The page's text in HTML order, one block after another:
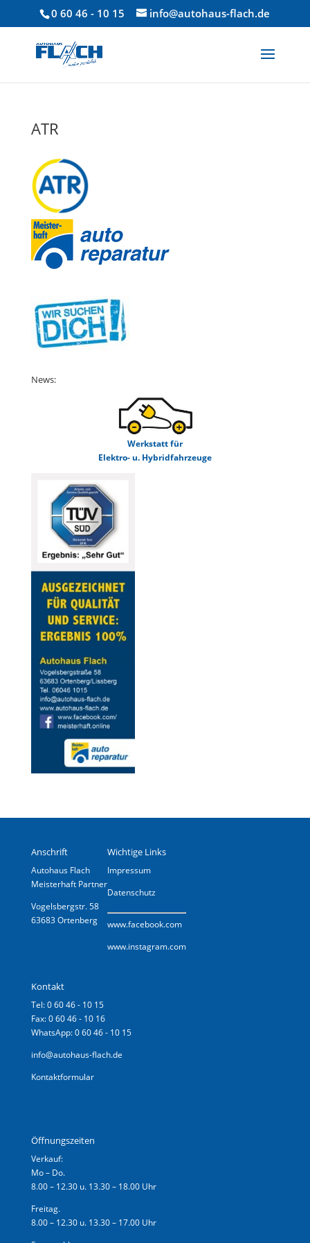
0 60 46 - 10 15 info@autohaus-flach.de
ATR
News:
Werkstatt für
Elektro- u. Hybridfahrzeuge
Anschrift
Autohaus Flach
Meisterhaft Partner
Vogelsbergstr. 58
63683 Ortenberg
Wichtige Links
Impressum
Datenschutz
www.facebook.com
www.instagram.com
Kontakt
Tel: 0 60 46 - 10 15
Fax: 0 60 46 - 10 16
WhatsApp: 0 60 46 - 10 15
info@autohaus-flach.de
Kontaktformular
Öffnungszeiten
Verkauf:
Mo – Do.
8.00 – 12.30 u. 13.30 – 18.00 Uhr
Freitag.
8.00 – 12.30 u. 13.30 – 17.00 Uhr